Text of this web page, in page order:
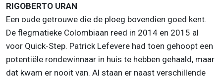
RIGOBERTO URAN
Een oude getrouwe die de ploeg bovendien goed kent.
De flegmatieke Colombiaan reed in 2014 en 2015 al
voor Quick-Step. Patrick Lefevere had toen gehoopt een
potentiële rondewinnaar in huis te hebben gehaald, maar
dat kwam er nooit van. Al staan er naast verschillende